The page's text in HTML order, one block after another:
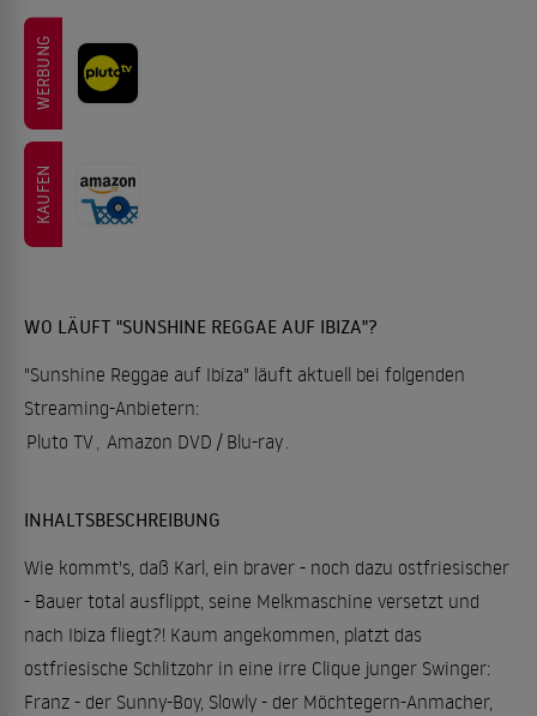
WERBUNG
KAUFEN
WO LÄUFT "SUNSHINE REGGAE AUF IBIZA"?
"Sunshine Reggae auf Ibiza" läuft aktuell bei folgenden
Streaming-Anbietern:
Pluto TV, Amazon DVD / Blu-ray.
INHALTSBESCHREIBUNG
Wie kommt's, daß Karl, ein braver - noch dazu ostfriesischer
- Bauer total ausflippt, seine Melkmaschine versetzt und
nach Ibiza fliegt?! Kaum angekommen, platzt das
ostfriesische Schlitzohr in eine irre Clique junger Swinger:
Franz - der Sunny-Boy, Slowly - der Möchtegern-Anmacher,